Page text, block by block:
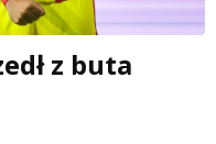
z buta